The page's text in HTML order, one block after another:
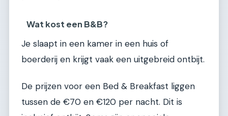
Wat kost een B&B?
Je slaapt in een kamer in een huis of
boerderij en krijgt vaak een uitgebreid ontbijt.
De prijzen voor een Bed & Breakfast liggen
tussen de €70 en €120 per nacht. Dit is